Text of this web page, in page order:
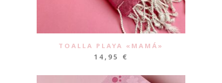
TOALLA PLAYA «MAMÁ»
14,95 €